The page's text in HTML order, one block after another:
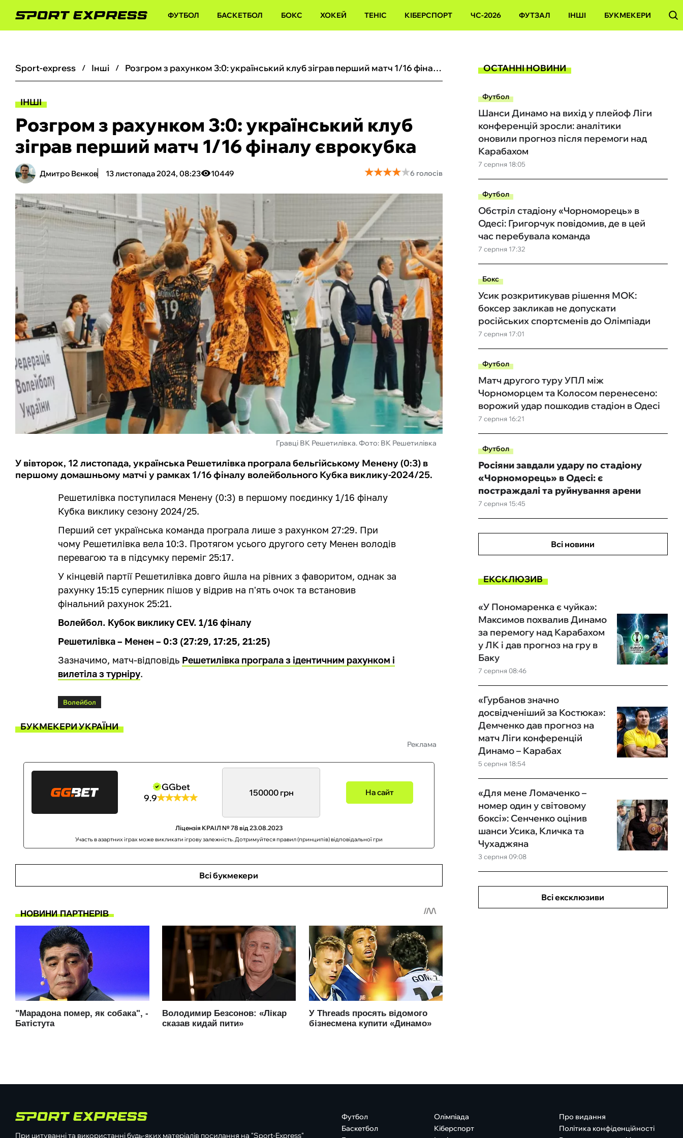
ФУТБОЛ БАСКЕТБОЛ БОКС ХОКЕЙ ТЕНІС КІБЕРСПОРТ ЧС-2026 ФУТЗАЛ ІНШІ БУКМЕКЕРИ
sport-express інші Розгром з рахунком 3:0: український клуб зіграв перший матч 1/16 фіналу єврокубка
ІНШІ
Розгром з рахунком 3:0: український клуб
зіграв перший матч 1/16 фіналу єврокубка
Дмитро Вєнков 13 листопада 2024, 08:23 10449 ★★★★★
★★★★★6 голосів
Гравці ВК Решетилівка. Фото: ВК Решетилівка
У вівторок, 12 листопада, українська Решетилівка програла бельгійському Менену (0:3) в
першому домашньому матчі у рамках 1/16 фіналу волейбольного Кубка виклику-2024/25.
Решетилівка поступилася Менену (0:3) в першому поєдинку 1/16 фіналу
Кубка виклику сезону 2024/25.
Перший сет українська команда програла лише з рахунком 27:29. При
чому Решетилівка вела 10:3. Протягом усього другого сету Менен володів
перевагою та в підсумку переміг 25:17.
У кінцевій партії Решетилівка довго йшла на рівних з фаворитом, однак за
рахунку 15:15 суперник пішов у відрив на п'ять очок та встановив
фінальний рахунок 25:21.
Волейбол. Кубок виклику CEV. 1/16 фіналу
Решетилівка – Менен – 0:3 (27:29, 17:25, 21:25)
Зазначимо, матч-відповідь Решетилівка програла з ідентичним рахунком і
вилетіла з турніру.
Волейбол
БУКМЕКЕРИ УКРАЇНИ
Реклама
GGbet
9.9
150000 грн На сайт
Ліцензія КРАІЛ № 78 від 23.08.2023
Участь в азартних іграх може викликати ігрову залежність. Дотримуйтеся правил (принципів) відповідальної гри
Всі букмекери
ОСТАННІ НОВИНИ
Футбол
7 серпня 18:05
Шанси Динамо на вихід у плейоф Ліги
конференцій зросли: аналітики
оновили прогноз після перемоги над
Карабахом
Футбол
7 серпня 17:32
Обстріл стадіону «Чорноморець» в
Одесі: Григорчук повідомив, де в цей
час перебувала команда
Бокс
7 серпня 17:01
Усик розкритикував рішення МОК:
боксер закликав не допускати
російських спортсменів до Олімпіади
Футбол
7 серпня 16:21
Матч другого туру УПЛ між
Чорноморцем та Колосом перенесено:
ворожий удар пошкодив стадіон в Одесі
Футбол
7 серпня 15:45
Росіяни завдали удару по стадіону
«Чорноморець» в Одесі: є
постраждалі та руйнування арени
Всі новини
ЕКСКЛЮЗИВ
7 серпня 08:46
«У Пономаренка є чуйка»:
Максимов похвалив Динамо
за перемогу над Карабахом
у ЛК і дав прогноз на гру в
Баку
5 серпня 18:54
«Гурбанов значно
досвідченіший за Костюка»:
Демченко дав прогноз на
матч Ліги конференцій
Динамо – Карабах
3 серпня 09:08
«Для мене Ломаченко –
номер один у світовому
боксі»: Сенченко оцінив
шанси Усика, Кличка та
Чухаджяна
Всі ексклюзиви
При цитуванні та використанні будь-яких матеріалів посилання на "Sport-Express"
Футбол
Баскетбол
Олімпіада
Кіберспорт
Про видання
Політика конфіденційності